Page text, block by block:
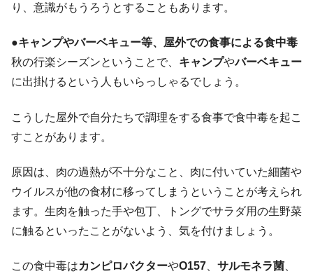
り、意識がもうろうとすることもあります。
●キャンプやバーベキュー等、屋外での食事による食中毒
秋の行楽シーズンということで、 キャンプやバーベキュー
に出掛けるという人もいらっしゃるでしょう。
こうした屋外で自分たちで調理をする食事で食中毒を起こ
すことがあります。
原因は、肉の過熱が不十分なこと、肉に付いていた細菌や
ウイルスが他の食材に移ってしまうということが考えられ
ます。生肉を触った手や包丁、トングでサラダ用の生野菜
に触るといったことがないよう、気を付けましょう。
この食中毒はカンピロバクターやO157、 サルモネラ菌、